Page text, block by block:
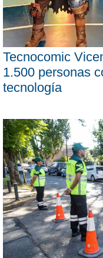
Tecnocomic
1.500 personas
tecnología